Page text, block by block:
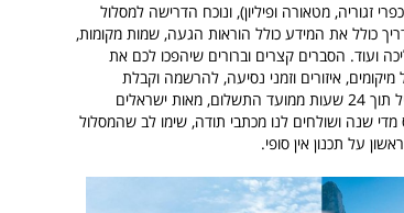
זגוריה, מטאורה ופיליון), ונוכח הדרישה למסלול
כולל את המידע כולל הוראות הגעה, שמות מקומות,
ועוד. הסברים קצרים וברורים שיהפכו לכם את
איזורים וזמני נסיעה, להרשמה וקבלת
המדריך במייל, היכנסו לתשלום בקישור מטה. המסלול ישלח במייל תוך 24 שעות ממועד התשלום, מאות ישראלים
מדי שנה ושולחים לנו מכתבי תודה, שימו לב שהמסלול